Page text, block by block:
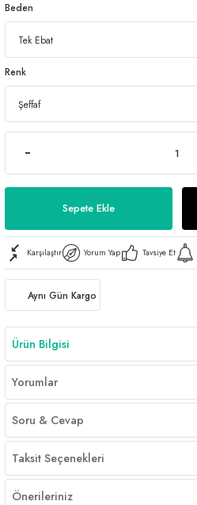
Beden
Renk
Sepete Ekle
Karşılaştır Yorum Yap Tavsiye Et
Aynı Gün Kargo
Ürün Bilgisi
Yorumlar
Soru & Cevap
Taksit Seçenekleri
Önerileriniz